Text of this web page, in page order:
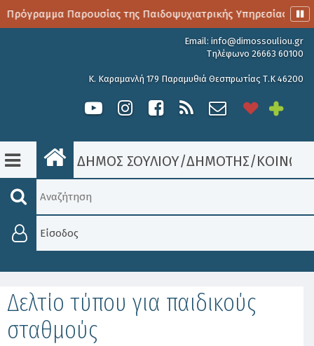
Πρόγραμμα Παρουσίας της Παιδοψυχιατρικής Υπηρεσίας
Email: info@dimossouliou.gr
Τηλέφωνο 26663 60100
Κ. Καραμανλή 179 Παραμυθιά Θεσπρωτίας Τ.Κ 46200
ΔΗΜΟΣ ΣΟΥΛΙΟΥ/ΔΗΜΟΤΗΣ/
Είσοδος
Δελτίο τύπου για παιδικούς
σταθμούς